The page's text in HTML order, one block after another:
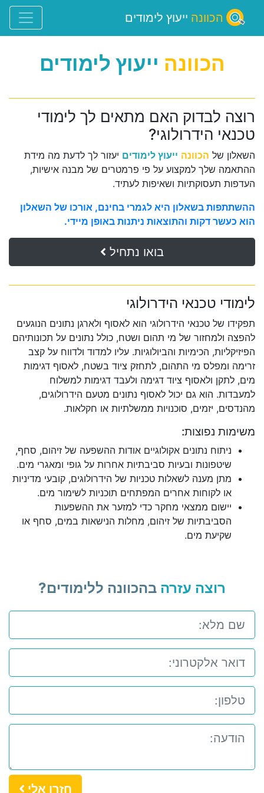
הכוונה ייעוץ לימודים
הכוונה ייעוץ לימודים
רוצה לבדוק האם מתאים לך לימודי
טכנאי הידרולוגי?
השאלון של הכוונה ייעוץ לימודים יעזור לך לדעת מה מידת
ההתאמה שלך למקצוע על פי פרמטרים של מבנה אישיות,
העדפות תעסוקתיות ושאיפות לעתיד.
ההשתתפות בשאלון היא לגמרי בחינם, אורכו של השאלון
הוא כעשר דקות והתוצאות ניתנות באופן מיידי.
בואו נתחיל
לימודי טכנאי הידרולוגי
תפקידו של טכנאי הידרולוגי הוא לאסוף ולארגן נתונים הנוגעים
להפצה ולמחזור של מי תהום ושטח, כולל נתונים על תכונותיהם
הפיזיקליות, הכימיות והביולוגיות. עליו למדוד ולדווח על קצב
זרימה ומפלס מי התהום, לתחזק ציוד בשטח, לאסוף דגימות
מים, לתקן ולאסוף ציוד דגימה ולעבד דגימות למשלוח
למעבדות. הוא גם יכול לאסוף נתונים מטעם הידרולוגים,
מהנדסים, יזמים, סוכנויות ממשלתיות או חקלאות.
משימות נפוצות:
ניתוח נתונים אקולוגיים אודות ההשפעה של זיהום, סחף,
שיטפונות ובעיות סביבתיות אחרות על גופי ומאגרי מים.
מתן מענה לשאלות טכניות של הידרולוגים, קובעי מדיניות
או לקוחות אחרים המפתחים תוכניות לשימור מים.
יישום ממצאי מחקר כדי למזער את ההשפעות
הסביבתיות של זיהום, מחלות הנישאות במים, סחף או
שקיעת מים.
רוצה עזרה בהכוונה ללימודים?
חזרו אלי